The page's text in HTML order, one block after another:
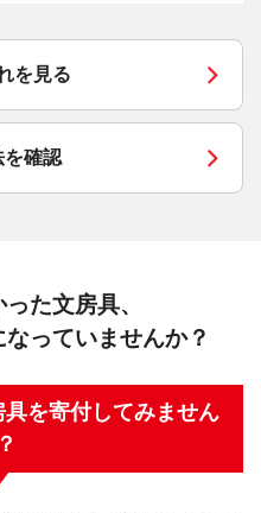
を見る
を確認
た文房具、
っていませんか？
を寄付してみません